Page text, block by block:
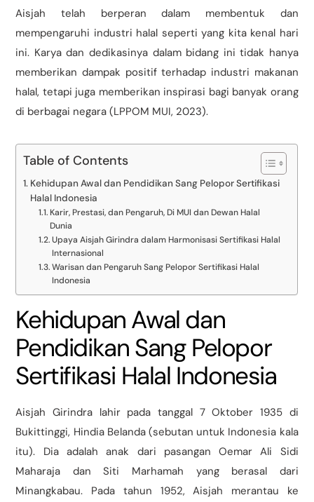
Aisjah telah berperan dalam membentuk dan
mempengaruhi industri halal seperti yang kita kenal hari
ini. Karya dan dedikasinya dalam bidang ini tidak hanya
memberikan dampak positif terhadap industri makanan
halal, tetapi juga memberikan inspirasi bagi banyak orang
di berbagai negara (LPPOM MUI, 2023).
Table of Contents
Kehidupan Awal dan Pendidikan Sang Pelopor Sertifikasi
Halal Indonesia
Karir, Prestasi, dan Pengaruh, Di MUI dan Dewan Halal
Dunia
Upaya Aisjah Girindra dalam Harmonisasi Sertifikasi Halal
Internasional
Warisan dan Pengaruh Sang Pelopor Sertifikasi Halal
Indonesia
Kehidupan Awal dan
Pendidikan Sang Pelopor
Sertifikasi Halal Indonesia
Aisjah Girindra lahir pada tanggal 7 Oktober 1935 di
Bukittinggi, Hindia Belanda (sebutan untuk Indonesia kala
itu). Dia adalah anak dari pasangan Oemar Ali Sidi
Maharaja dan Siti Marhamah yang berasal dari
Minangkabau. Pada tahun 1952, Aisjah merantau ke